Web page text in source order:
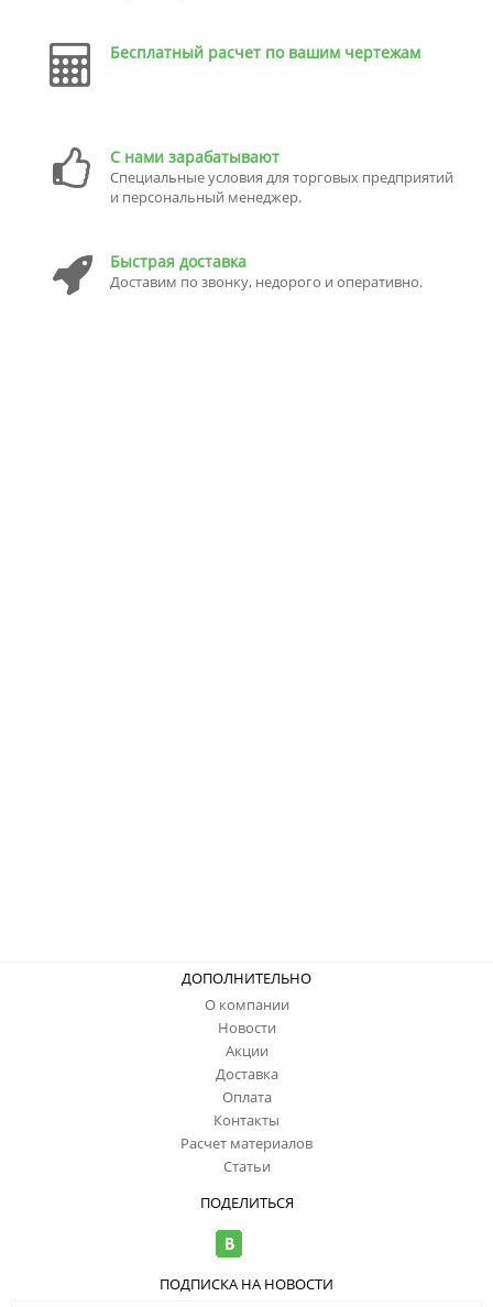
Бесплатный расчет по вашим чертежам
С нами зарабатывают
Специальные условия для торговых предприятий
и персональный менеджер.
Быстрая доставка
Доставим по звонку, недорого и оперативно.
ДОПОЛНИТЕЛЬНО
О компании
Новости
Акции
Доставка
Оплата
Контакты
Расчет материалов
Статьи
ПОДЕЛИТЬСЯ
ПОДПИСКА НА НОВОСТИ